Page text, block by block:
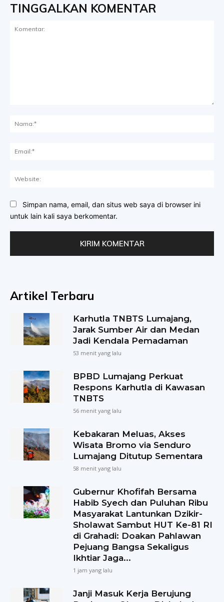
TINGGALKAN KOMENTAR
Simpan nama, email, dan situs web saya di browser ini
untuk lain kali saya berkomentar.
Artikel Terbaru
Karhutla TNBTS Lumajang,
Jarak Sumber Air dan Medan
Jadi Kendala Pemadaman
53 menit yang lalu
BPBD Lumajang Perkuat
Respons Karhutla di Kawasan
TNBTS
56 menit yang lalu
Kebakaran Meluas, Akses
Wisata Bromo via Senduro
Lumajang Ditutup Sementara
58 menit yang lalu
Gubernur Khofifah Bersama
Habib Syech dan Puluhan Ribu
Masyarakat Lantunkan Dzikir-
Sholawat Sambut HUT Ke-81 RI
di Grahadi: Doakan Pahlawan
Pejuang Bangsa Sekaligus
Ikhtiar Jaga...
1 jam yang lalu
Janji Masuk Kerja Berujung